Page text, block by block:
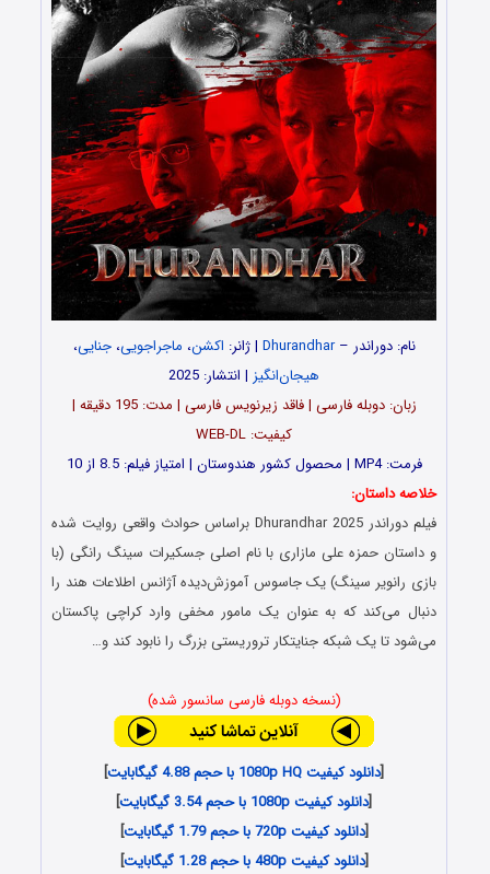
نام: دوراندر –Dhurandhar | ژانر: اکشن، ماجراجویی،جنایی،
هیجان‌انگیز | انتشار: 2025
زبان: دوبله فارسی | فاقد زیرنویس فارسی | مدت: 195 دقیقه |
کیفیت: WEB-DL
فرمت: MP4 | محصول کشور هندوستان | امتیاز فیلم: 8.5 از 10
خلاصه داستان:
فیلم دوراندر Dhurandhar 2025 براساس حوادث واقعی روایت شده
و داستان حمزه علی مازاری با نام اصلی جسکیرات سینگ رانگی (با
بازی رانویر سینگ) یک جاسوس آموزش‌دیده آژانس اطلاعات هند را
دنبال می‌کند که به عنوان یک مامور مخفی وارد کراچی پاکستان
می‌شود تا یک شبکه جنایتکار تروریستی بزرگ را نابود کند و…
(نسخه دوبله فارسی سانسور شده)
[دانلود کیفیت 1080p HQ با حجم 4.88 گیگابایت
]
[دانلود کیفیت 1080p با حجم 3.54 گیگابایت
]
[دانلود کیفیت 720p با حجم 1.79 گیگابایت
]
[دانلود کیفیت 480p با حجم 1.28 گیگابایت ]